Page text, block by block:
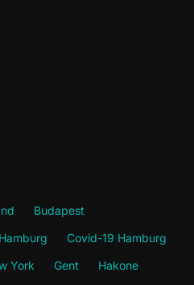
Budapest
Covid-19 Hamburg
York Gent
Hakone